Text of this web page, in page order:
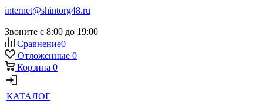
internet@shintorg48.ru
Звоните с 8:00 до 19:00
Сравнение0
Отложенные 0
Корзина 0
КАТАЛОГ